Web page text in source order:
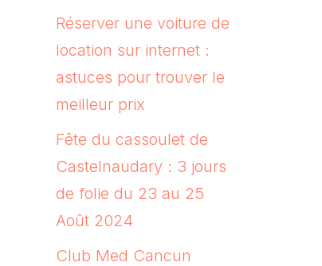
Réserver une voiture de
location sur internet :
astuces pour trouver le
meilleur prix
Fête du cassoulet de
Castelnaudary : 3 jours
de folie du 23 au 25
Août 2024
Club Med Cancun